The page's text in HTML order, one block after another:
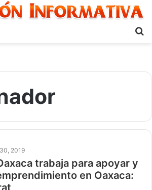
2019
trabaja para apoyar y
en Oaxaca: